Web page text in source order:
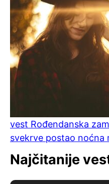
vest Rođendanska
svekrve postao noćna
Najčitanije